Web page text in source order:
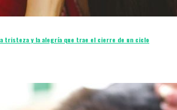
tristeza y la alegría que trae el cierre de un ciclo